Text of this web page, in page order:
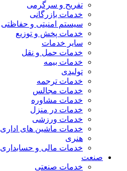
تفریح و سرگرمی
خدمات بازرگانی
سیستم امنیتی و حفاظتی
خدمات پخش و توزیع
سایر خدمات
خدمات حمل و نقل
خدمات بیمه
تولیدی
خدمات ترجمه
خدمات مجالس
خدمات مشاوره
خدمات در منزل
خدمات ورزشی
خدمات ماشین های اداری
هنری
خدمات مالی و حسابداری
صنعت
خدمات صنعتی